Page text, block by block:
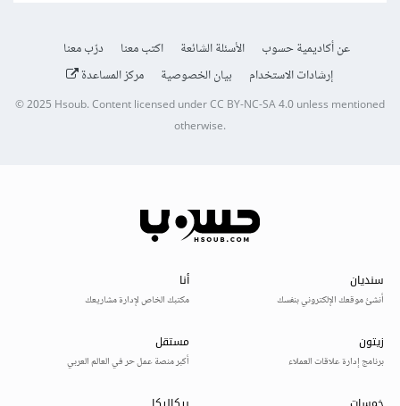
عن أكاديمية حسوب الأسئلة الشائعة اكتب معنا
درّب معنا
إرشادات الاستخدام
بيان الخصوصية مركز المساعدة
© 2025Hsoub.Content licensed underCC BY-NC-SA 4.0unless mentioned
otherwise.